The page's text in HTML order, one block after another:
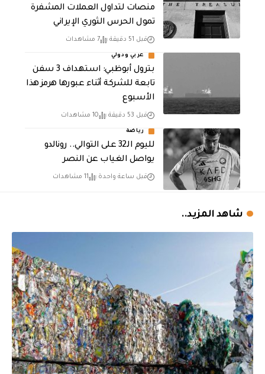
منصات لتداول العملات المشفرة
تمول الحرس الثوري الإيراني
قبل 51 دقيقة 7 مشاهدات
عربي ودولي
بترول أبوظبي: استهداف 3 سفن
تابعة للشركة أثناء عبورها هرمز هذا
الأسبوع
قبل 53 دقيقة 10 مشاهدات
رياضة
لليوم الـ32 على التوالي.. رونالدو
يواصل الغياب عن النصر
قبل ساعة واحدة 11 مشاهدات
شاهد المزيد..